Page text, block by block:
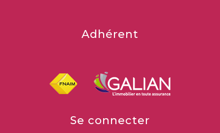
adhérent
se connecter